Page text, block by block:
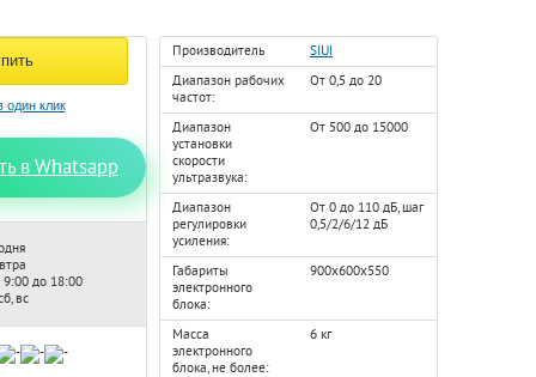
в Whatsapp
до 18:00
вс
Производитель
SIUI
Диапазон рабочих
частот:
От 0,5 до 20
Диапазон
установки
скорости
ультразвука:
От 500 до 15000
Диапазон
регулировки
усиления:
От 0 до 110 дБ, шаг
0,5/2/6/12 дБ
Габариты
электронного
блока:
900x600x550
Масса
электронного
блока, не более:
6 кг